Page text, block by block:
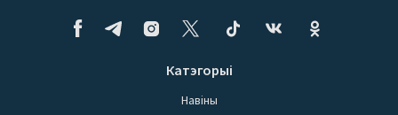
Катэгорыі
Навіны